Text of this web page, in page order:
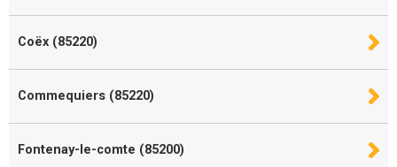
Coëx (85220)
Commequiers (85220)
Fontenay-le-comte (85200)